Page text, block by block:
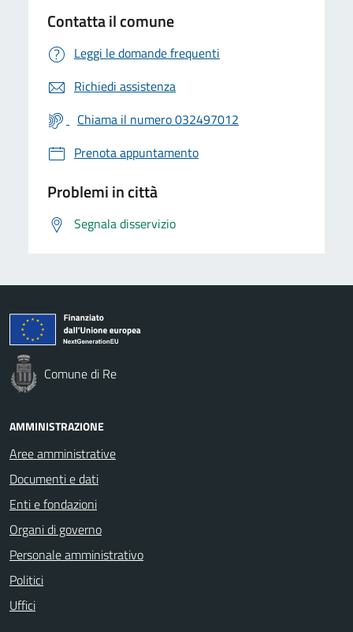
Contatta il comune
Leggi le domande frequenti
Richiedi assistenza
Chiama il numero 032497012
Prenota appuntamento
Problemi in città
Segnala disservizio
Comune di Re
AMMINISTRAZIONE
Aree amministrative
Documenti e dati
Enti e fondazioni
Organi di governo
Personale amministrativo
Politici
Uffici